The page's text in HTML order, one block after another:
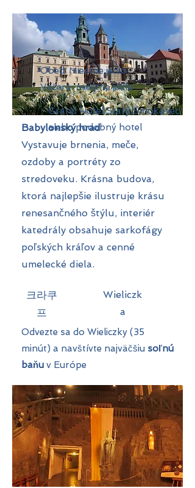
Babylonský hrad
Vystavuje brnenia, meče,
ozdoby a portréty zo
stredoveku. Krásna budova,
ktorá najlepšie ilustruje krásu
renesančného štýlu, interiér
katedrály obsahuje sarkofágy
poľských kráľov a cenné
umelecké diela.
크라쿠
프
Wieliczk
a
Odvezte sa do Wieliczky (35
minút) a navštívte najväčšiu soľnú
baňu v Európe
Obed: Miestne jedlo
Večera: miestne jedlo
Grand Hotel Starý Smokovec
alebo podobný hotel